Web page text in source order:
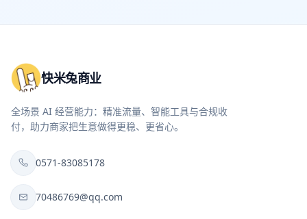
快米兔商业
全场景 AI 经营能力：精准流量、智能工具与合规收
付，助力商家把生意做得更稳、更省心。
0571-83085178
70486769@qq.com